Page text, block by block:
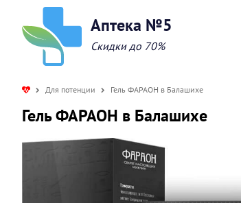
Аптека №5
Скидки до 70%
Для потенции Гель ФАРАОН в Балашихе
Гель ФАРАОН в Балашихе